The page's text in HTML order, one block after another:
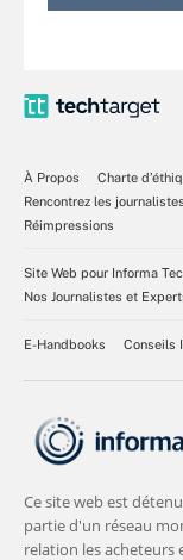
À Propos
Charte
Rencontrez les journalistes
Réimpressions
Site Web pour Informa
Nos Journalistes et
E-Handbooks Conseils